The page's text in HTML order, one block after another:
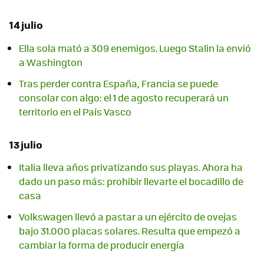
14 julio
Ella sola mató a 309 enemigos. Luego Stalin la envió
a Washington
Tras perder contra España, Francia se puede
consolar con algo: el 1 de agosto recuperará un
territorio en el País Vasco
13 julio
Italia lleva años privatizando sus playas. Ahora ha
dado un paso más: prohibir llevarte el bocadillo de
casa
Volkswagen llevó a pastar a un ejército de ovejas
bajo 31.000 placas solares. Resulta que empezó a
cambiar la forma de producir energía